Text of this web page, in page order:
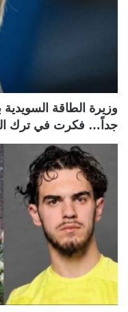
وزيرة الطاقة السويدية
جداً… فكرت في ترك